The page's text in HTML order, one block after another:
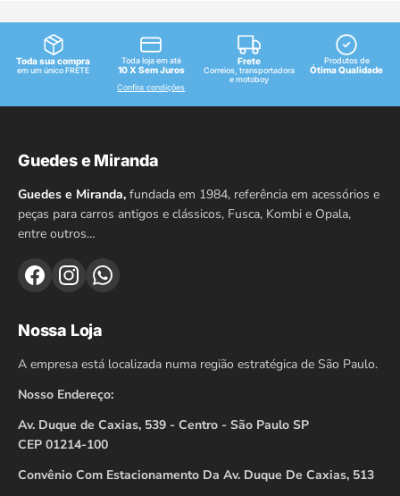
Toda sua compra
em um único FRETE
Toda loja em até
10 X Sem Juros
Confira condições
Frete
Correios, transportadora
e motoboy
Produtos de
Ótima Qualidade
Guedes e Miranda
Guedes e Miranda, fundada em 1984, referência em acessórios e
peças para carros antigos e clássicos, Fusca, Kombi e Opala,
entre outros…
Nossa Loja
A empresa está localizada numa região estratégica de São Paulo.
Nosso Endereço:
Av. Duque de Caxias, 539 - Centro - São Paulo SP
CEP 01214-100
Convênio Com Estacionamento Da Av. Duque De Caxias, 513